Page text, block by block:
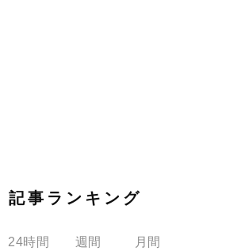
記事ランキング
24時間 週間 月間